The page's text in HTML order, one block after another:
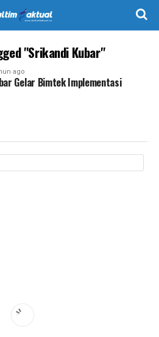
"Srikandi Kubar"
ago
Gelar Bimtek Implementasi